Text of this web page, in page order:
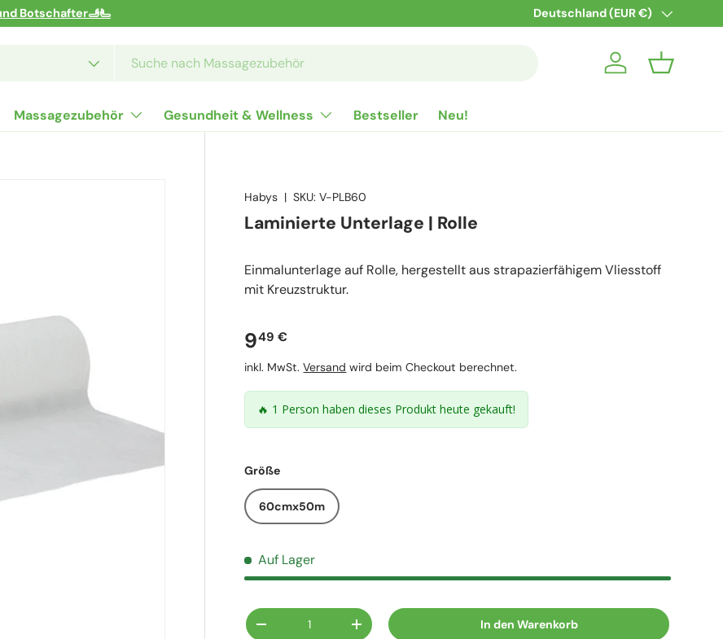
Botschafter🫸🫷 5% Rabatt für die Anmeldung
Land/Region
Deutschland (EUR €)
Einloggen
Massagezubehör Gesundheit & Wellness Bestseller Neu!
Habys |SKU: V-PLB60
Laminierte Unterlage | Rolle
Einmalunterlage auf Rolle, hergestellt aus strapazierfähigem Vliesstoff
mit Kreuzstruktur.
Normaler Preis
949 €
inkl. MwSt.Versand wird beim Checkout berechnet.
🔥 1 Person haben dieses Produkt heute gekauft!
Größe
60cmx50m
Auf Lager
Anzahl
Menge verringernMenge erhöhen In den Warenkorb